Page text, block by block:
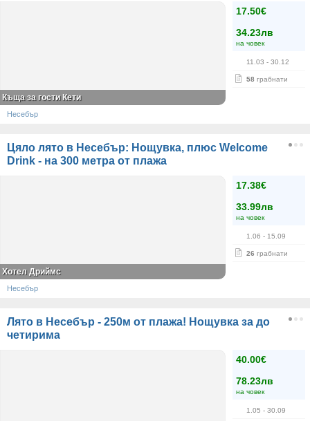
17.50€
34.23лв
на човек
11.03 - 30.12
58 грабнати
Къща за гости Кети
Несебър
Цяло лято в Несебър: Нощувка, плюс Welcome
Drink - на 300 метра от плажа
17.38€
33.99лв
на човек
1.06 - 15.09
26 грабнати
Хотел Дриймс
Несебър
Лято в Несебър - 250м от плажа! Нощувка за до
четирима
40.00€
78.23лв
на човек
1.05 - 30.09